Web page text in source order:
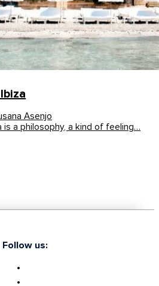
Asenjo
is a philosophy, a kind of feeling…
Follow us: